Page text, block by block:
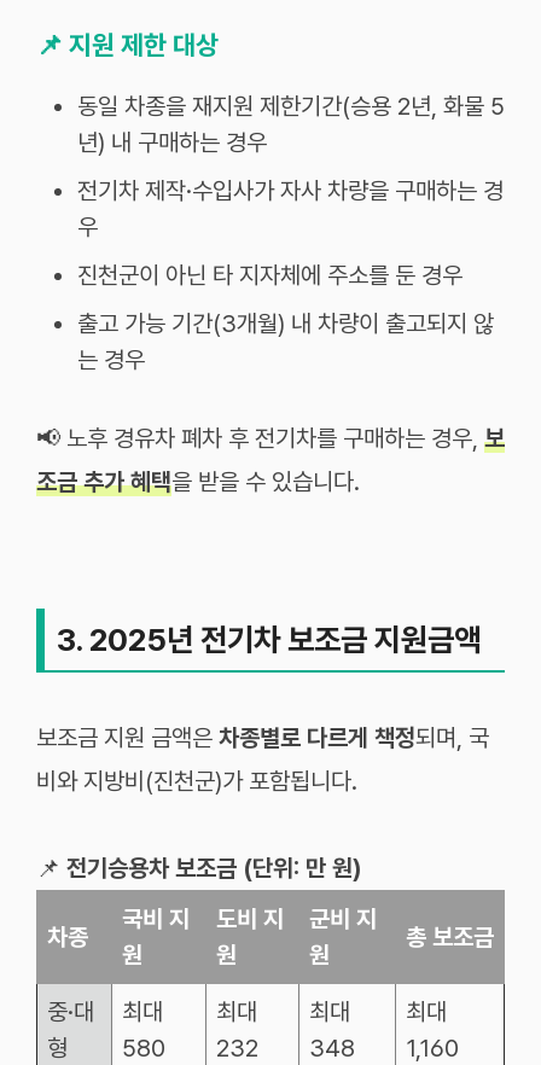
📌 지원 제한 대상
동일 차종을 재지원 제한기간(승용 2년, 화물 5
년) 내 구매하는 경우
전기차 제작·수입사가 자사 차량을 구매하는 경
우
진천군이 아닌 타 지자체에 주소를 둔 경우
출고 가능 기간(3개월) 내 차량이 출고되지 않
는 경우
📢 노후 경유차 폐차 후 전기차를 구매하는 경우, 보
조금 추가 혜택을 받을 수 있습니다.
3. 2025년 전기차 보조금 지원금액
보조금 지원 금액은 차종별로 다르게 책정되며, 국
비와 지방비(진천군)가 포함됩니다.
📌 전기승용차 보조금 (단위: 만 원)
차종
국비 지
원
도비 지
원
군비 지
원
총 보조금
중·대
형
최대
580
최대
232
최대
348
최대
1,160